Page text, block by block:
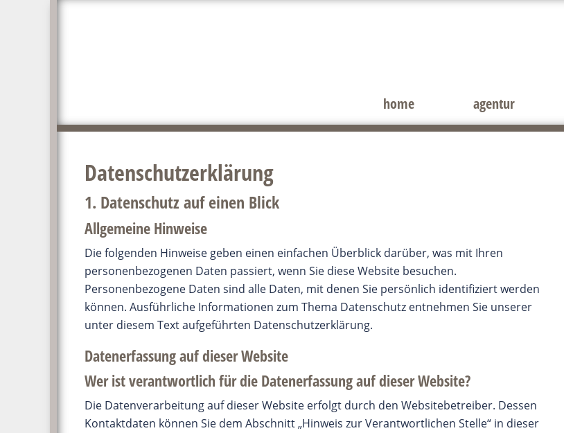
home agentur
Datenschutz­erklärung
1. Datenschutz auf einen Blick
Allgemeine Hinweise
Die folgenden Hinweise geben einen einfachen Überblick darüber, was mit Ihren
personenbezogenen Daten passiert, wenn Sie diese Website besuchen.
Personenbezogene Daten sind alle Daten, mit denen Sie persönlich identifiziert werden
können. Ausführliche Informationen zum Thema Datenschutz entnehmen Sie unserer
unter diesem Text aufgeführten Datenschutzerklärung.
Datenerfassung auf dieser Website
Wer ist verantwortlich für die Datenerfassung auf dieser Website?
Die Datenverarbeitung auf dieser Website erfolgt durch den Websitebetreiber. Dessen
Kontaktdaten können Sie dem Abschnitt „Hinweis zur Verantwortlichen Stelle“ in dieser